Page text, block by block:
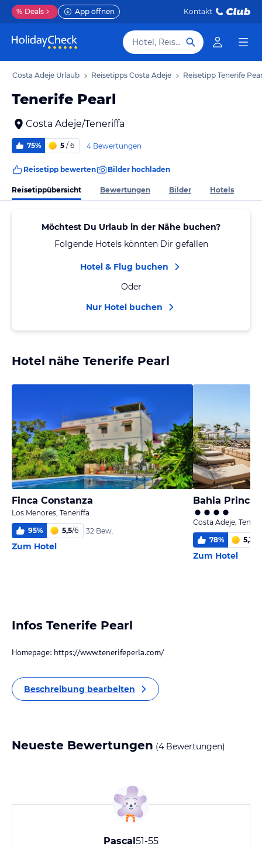
% Deals App öffnen Kontakt
Hotel, Reiseziel
Costa Adeje Urlaub Reisetipps Costa Adeje Reisetipp Tenerife
Tenerife Pearl
Costa Adeje/Teneriffa
75% 5 / 6 4 Bewertungen
Reisetipp bewerten Bilder hochladen
Reisetippübersicht Bewertungen Bilder Hotels
Möchtest Du Urlaub in der Nähe buchen?
Folgende Hotels könnten Dir gefallen
Hotel & Flug buchen
Oder
Nur Hotel buchen
Hotel nähe Tenerife Pearl
Finca Constanza
Los Menores, Teneriffa
95% 5,5/6 32 Bew.
Zum Hotel
Costa Adeje,
78% 5,3
Zum Hotel
Infos Tenerife Pearl
Homepage: https://www.tenerifeperla.com/
Beschreibung bearbeiten
Neueste Bewertungen (4 Bewertungen)
Pascal51-55